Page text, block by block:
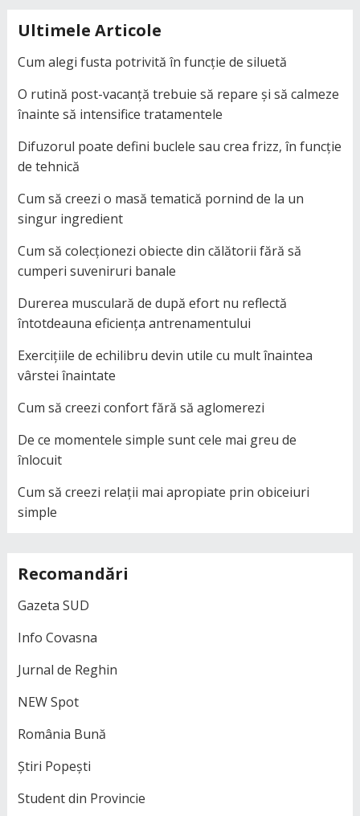
Ultimele Articole
Cum alegi fusta potrivită în funcție de siluetă
O rutină post-vacanță trebuie să repare și să calmeze
înainte să intensifice tratamentele
Difuzorul poate defini buclele sau crea frizz, în funcție
de tehnică
Cum să creezi o masă tematică pornind de la un
singur ingredient
Cum să colecționezi obiecte din călătorii fără să
cumperi suveniruri banale
Durerea musculară de după efort nu reflectă
întotdeauna eficiența antrenamentului
Exercițiile de echilibru devin utile cu mult înaintea
vârstei înaintate
Cum să creezi confort fără să aglomerezi
De ce momentele simple sunt cele mai greu de
înlocuit
Cum să creezi relații mai apropiate prin obiceiuri
simple
Recomandări
Gazeta SUD
Info Covasna
Jurnal de Reghin
NEW Spot
România Bună
Știri Popești
Student din Provincie